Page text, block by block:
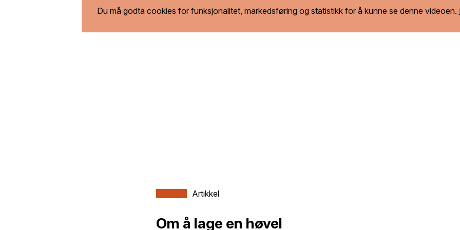
Du må godta cookies for funksjonalitet, markedsføring og statistikk for å kunne se denne videoen.
Artikkel
Om å lage en høvel